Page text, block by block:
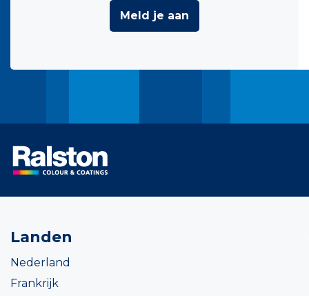
Meld je aan
Landen
Nederland
Frankrijk